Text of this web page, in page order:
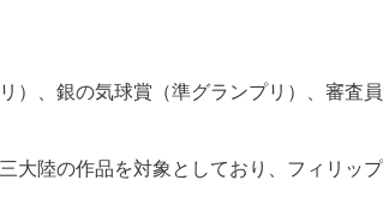
）、銀の気球賞（準グランプリ）、審査
大陸の作品を対象としており、フィリッ